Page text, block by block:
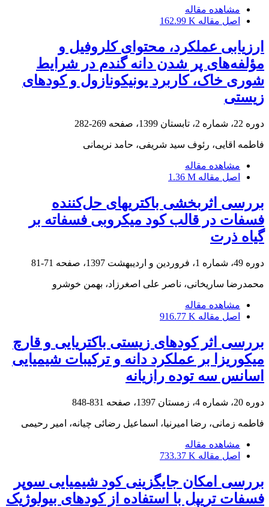
مشاهده مقاله
اصل مقاله 162.99 K
ارزیابی عملکرد، محتوای کلروفیل و
مؤلفه‌های پر شدن دانه گندم در شرایط
شوری خاک، کاربرد یونیکونازول و کودهای
زیستی
دوره 22، شماره 2، تابستان 1399، صفحه 269-282
فاطمه اقایی، رئوف سید شریفی، حامد نریمانی
مشاهده مقاله
اصل مقاله 1.36 M
بررسی اثربخشی باکتریهای حل‌کننده
فسفات در قالب کود میکروبی فسفاته بر
گیاه ذرت
دوره 49، شماره 1، فروردین و اردیبهشت 1397، صفحه 71-81
محمدرضا ساریخانی، ناصر علی اصغرزاد، بهمن خوشرو
مشاهده مقاله
اصل مقاله 916.77 K
بررسی اثر کودهای زیستی باکتریایی و قارچ
میکوریزا بر عملکرد دانه و ترکیبات شیمیایی
اسانس سه توده رازیانه
دوره 20، شماره 4، زمستان 1397، صفحه 831-848
فاطمه زمانی، رضا امیرنیا، اسماعیل رضائی چیانه، امیر رحیمی
مشاهده مقاله
اصل مقاله 733.37 K
بررسی امکان جایگزینی کود شیمیایی سوپر
فسفات تریپل با استفاده از کودهای بیولوژیک